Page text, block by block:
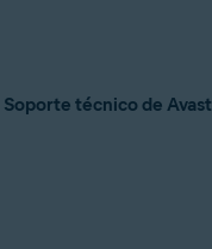
Soporte técnico de Avast